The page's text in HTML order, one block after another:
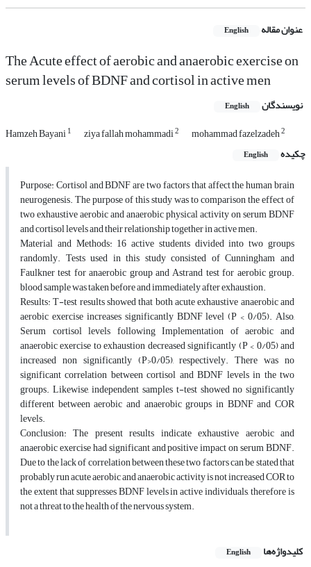
عنوان مقاله English
The Acute effect of aerobic and anaerobic exercise on
serum levels of BDNF and cortisol in active men
نویسندگان English
Hamzeh Bayani1 ziya fallah mohammadi2 mohammad fazelzadeh2
چکیده English
Purpose: Cortisol and BDNF are two factors that affect the human brain
neurogenesis. The purpose of this study was to comparison the effect of
two exhaustive aerobic and anaerobic physical activity on serum BDNF
and cortisol levels and their relationship together in active men.
Material and Methods: 16 active students divided into two groups
randomly. Tests used in this study consisted of Cunningham and
Faulkner test for anaerobic group and Astrand test for aerobic group.
blood sample was taken before and immediately after exhaustion.
Results: T-test results showed that both acute exhaustive anaerobic and
aerobic exercise increases significantly BDNF level (P < 0/05). Also,
Serum cortisol levels following Implementation of aerobic and
anaerobic exercise to exhaustion decreased significantly (P < 0/05) and
increased non significantly (P>0/05), respectively. There was no
significant correlation between cortisol and BDNF levels in the two
groups. Likewise, independent samples t-test showed no significantly
different between aerobic and anaerobic groups in BDNF and COR
levels.
Conclusion: The present results indicate exhaustive aerobic and
anaerobic exercise had significant and positive impact on serum BDNF.
Due to the lack of correlation between these two factors can be stated that
probably run acute aerobic and anaerobic activity is not increased COR to
the extent that suppresses BDNF levels in active individuals, therefore is
not a threat to the health of the nervous system.
کلیدواژه‌ها English